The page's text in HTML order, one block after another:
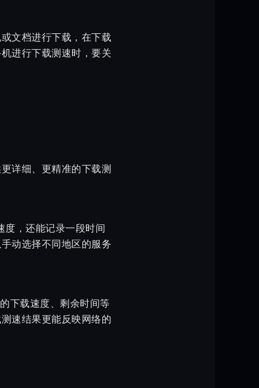
文档进行下载，在下载
进行下载测速时，要关
详细、更精准的下载测
，还能记录一段时间
动选择不同地区的服务
下载速度、剩余时间等
速结果更能反映网络的